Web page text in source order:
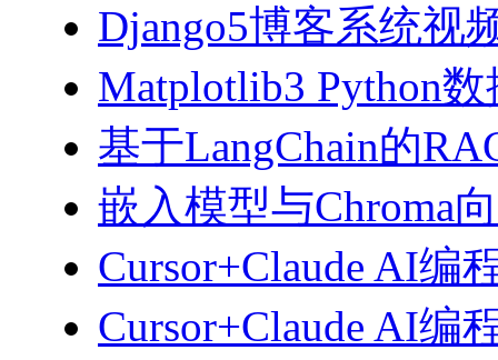
Django5博客系统视
Matplotlib3 Python
基于LangChain的
嵌入模型与Chroma
Cursor+Claude AI编
Cursor+Claude AI编